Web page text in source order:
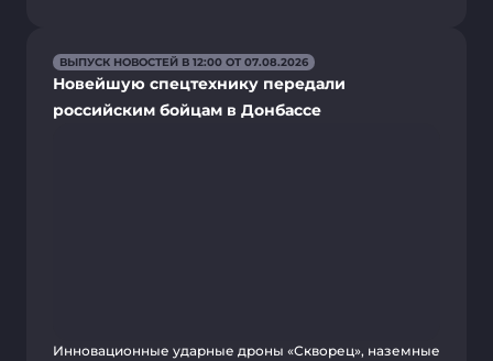
ВЫПУСК НОВОСТЕЙ В 12:00 ОТ 07.08.2026
Новейшую спецтехнику передали
российским бойцам в Донбассе
Инновационные ударные дроны «Скворец», наземные